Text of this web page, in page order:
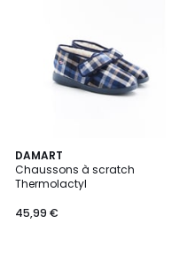
DAMART
Chaussons à scratch
Thermolactyl
45,99 €
5
/
5
2
Couleurs